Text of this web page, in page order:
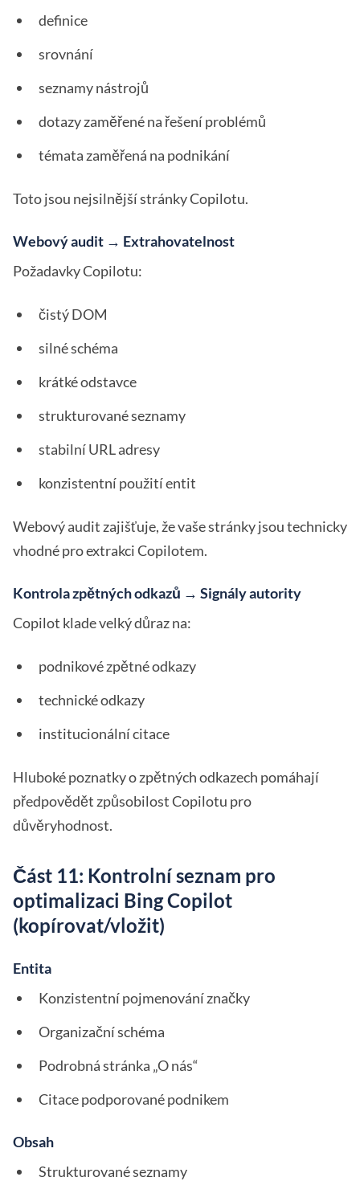
definice
srovnání
seznamy nástrojů
dotazy zaměřené na řešení problémů
témata zaměřená na podnikání
Toto jsou nejsilnější stránky Copilotu.
Webový audit → Extrahovatelnost
Požadavky Copilotu:
čistý DOM
silné schéma
krátké odstavce
strukturované seznamy
stabilní URL adresy
konzistentní použití entit
Webový audit zajišťuje, že vaše stránky jsou technicky
vhodné pro extrakci Copilotem.
Kontrola zpětných odkazů → Signály autority
Copilot klade velký důraz na:
podnikové zpětné odkazy
technické odkazy
institucionální citace
Hluboké poznatky o zpětných odkazech pomáhají
předpovědět způsobilost Copilotu pro
důvěryhodnost.
Část 11: Kontrolní seznam pro
optimalizaci Bing Copilot
(kopírovat/vložit)
Entita
Konzistentní pojmenování značky
Organizační schéma
Podrobná stránka „O nás“
Citace podporované podnikem
Obsah
Strukturované seznamy